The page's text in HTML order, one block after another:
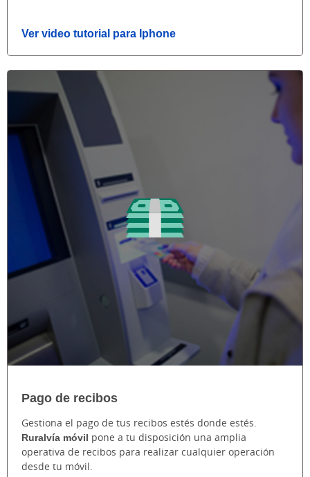
Ver video tutorial para Iphone
Pago de recibos
Gestiona el pago de tus recibos estés donde estés.
Ruralvía móvil pone a tu disposición una amplia
operativa de recibos para realizar cualquier operación
desde tu móvil.